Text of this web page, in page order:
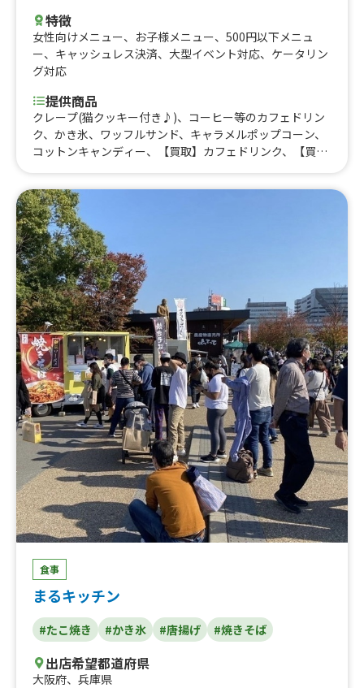
特徴
女性向けメニュー、 お子様メニュー、 500円以下メニュ
ー、 キャッシュレス決済、 大型イベント対応、 ケータリン
グ対応
提供商品
クレープ(猫クッキー付き♪)、コーヒー等のカフェドリン
ク、かき氷、ワッフルサンド、キャラメルポップコーン、
コットンキャンディー、【買取】カフェドリンク、【買
食事
まるキッチン
#たこ焼き #かき氷 #唐揚げ #焼きそば
出店希望都道府県
大阪府、 兵庫県